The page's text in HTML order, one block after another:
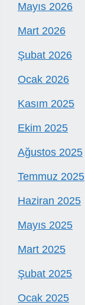
Mayıs 2026
Mart 2026
Şubat 2026
Ocak 2026
Kasım 2025
Ekim 2025
Ağustos 2025
Temmuz 2025
Haziran 2025
Mayıs 2025
Mart 2025
Şubat 2025
Ocak 2025